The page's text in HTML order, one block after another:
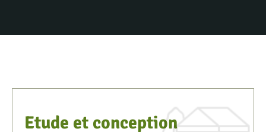
Etude et conception